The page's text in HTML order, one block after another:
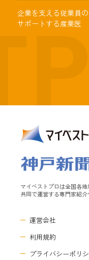
企業を支える従業員
サポートする産業医
マイベストプロは全国各
共同で運営する専門家紹
運営会社
利用規約
プライバシーポリ